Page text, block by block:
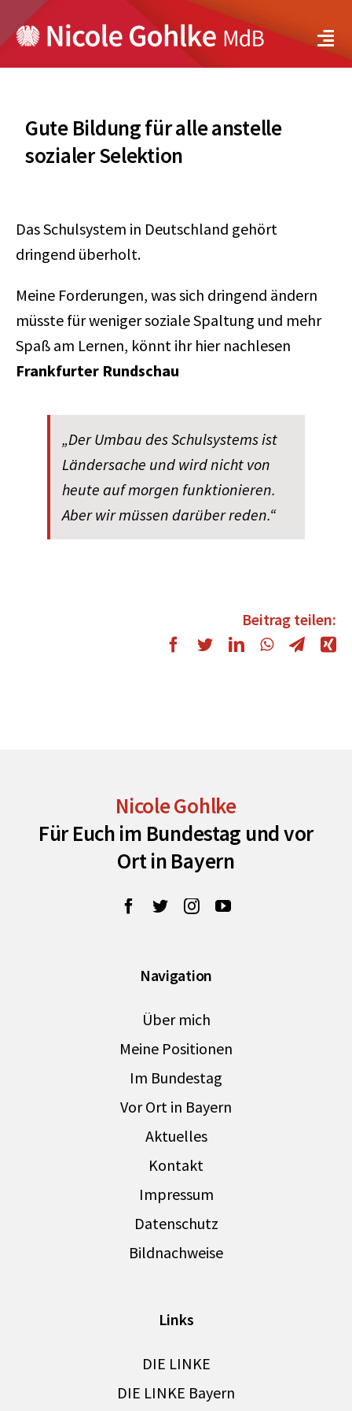
Inhalt
Meine Positionen
Bayern
Service
Gute Bildung für alle anstelle
sozialer Selektion
Das Schulsystem in Deutschland gehört
dringend überholt.
Meine Forderungen, was sich dringend ändern
müsste für weniger soziale Spaltung und mehr
Spaß am Lernen, könnt ihr hier nachlesen
Frankfurter Rundschau
„Der Umbau des Schulsystems ist
Ländersache und wird nicht von
heute auf morgen funktionieren.
Aber wir müssen darüber reden.“
Beitrag teilen:
Nicole Gohlke
Für Euch im Bundestag und vor
Ort in Bayern
Navigation
Über mich
Meine Positionen
Im Bundestag
Vor Ort in Bayern
Aktuelles
Kontakt
Impressum
Datenschutz
Bildnachweise
Links
DIE LINKE
DIE LINKE Bayern